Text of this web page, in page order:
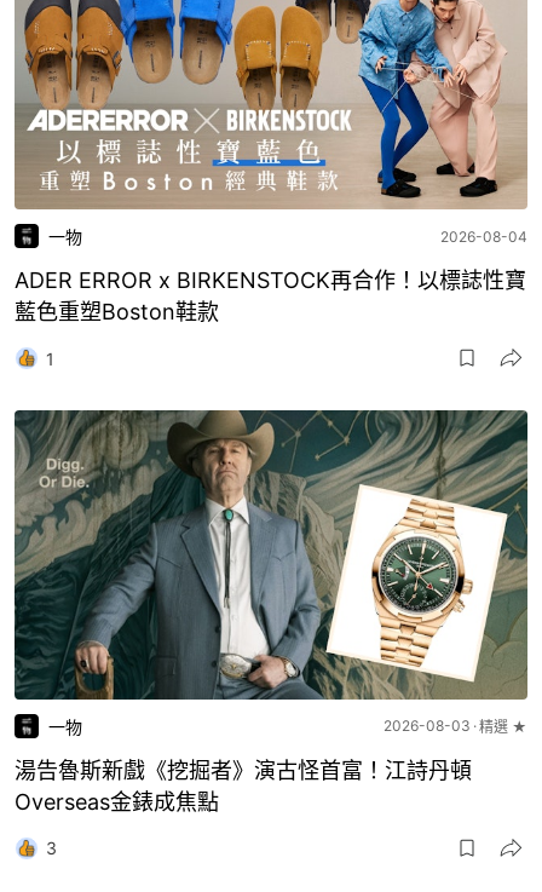
一物 2026-08-04
ADER ERROR x BIRKENSTOCK再合作！以標誌性寶
藍色重塑Boston鞋款
1
一物 2026-08-03 精選 ★
湯告魯斯新戲《挖掘者》演古怪首富！江詩丹頓
Overseas金錶成焦點
3